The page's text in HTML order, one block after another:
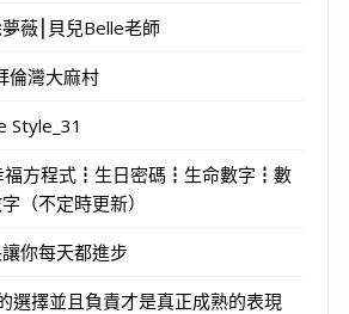
夢薇⎮貝兒Belle老師
倫灣大麻村
Style_31
福方程式┇生日密碼┇生命數字┇數
（不定時更新）
你每天都進步
選擇並且負責才是真正成熟的表現